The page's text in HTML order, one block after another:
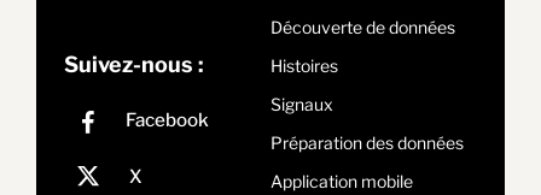
Suivez-nous :
Découverte de données
Histoires
Signaux
Préparation des données
Application mobile